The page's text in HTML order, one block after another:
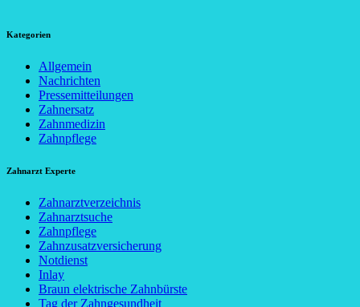
Kategorien
Allgemein
Nachrichten
Pressemitteilungen
Zahnersatz
Zahnmedizin
Zahnpflege
Zahnarzt Experte
Zahnarztverzeichnis
Zahnarztsuche
Zahnpflege
Zahnzusatzversicherung
Notdienst
Inlay
Braun elektrische Zahnbürste
Tag der Zahngesundheit